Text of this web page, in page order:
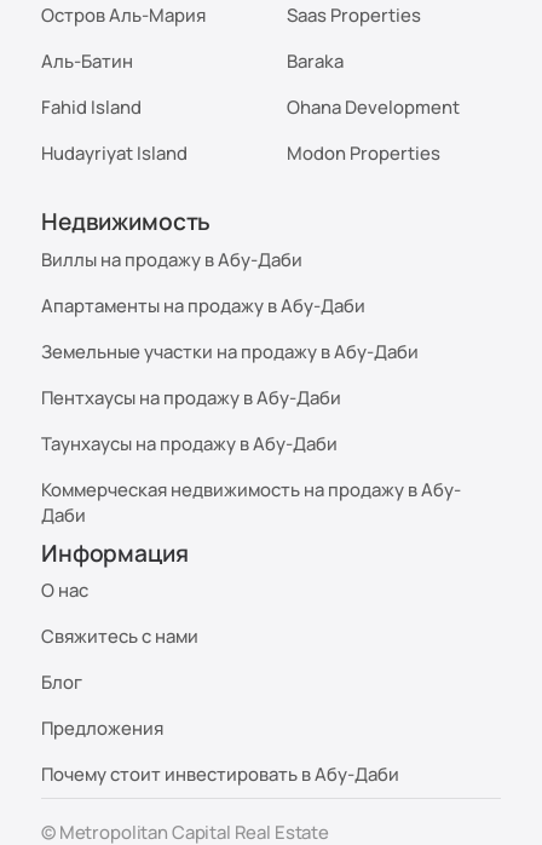
Остров Аль-Мария
Аль-Батин
Fahid Island
Hudayriyat Island
Saas Properties
Baraka
Ohana Development
Modon Properties
Недвижимость
Виллы на продажу в Абу-Даби
Апартаменты на продажу в Абу-Даби
Земельные участки на продажу в Абу-Даби
Пентхаусы на продажу в Абу-Даби
Таунхаусы на продажу в Абу-Даби
Коммерческая недвижимость на продажу в Абу-
Даби
Информация
О нас
Свяжитесь с нами
Блог
Предложения
Почему стоит инвестировать в Абу-Даби
© Metropolitan Capital Real Estate